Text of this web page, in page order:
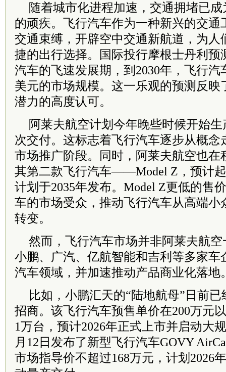
随着城市化进程加速，交通拥堵已
的顽疾。飞行汽车作为一种新兴的交通
交通束缚，开辟空中交通新航道，为人
捷的出行选择。国际投行摩根士丹利预
汽车的飞速发展期，到2030年，飞行汽
美元的市场规模。这一乐观的预测反映
潜力的高度认可。
阿莱夫航空计划今年晚些时候开始
次交付。这标志着飞行汽车逐步从概念
市场推广阶段。同时，阿莱夫航空也在
其第二款飞行汽车——Model Z，预计
计划于2035年发布。Model Z更低的售
车的市场受众，推动飞行汽车从高端小
转变。
然而，飞行汽车市场并非阿莱夫航
小鹏、广汽、亿航智能和吉利等多家车
汽车领域，并加速推动产品商业化落地
比如，小鹏汇天的“陆地航母”日前
招商。该飞行汽车预售单价在200万元
1万台，预计2026年正式上市并启动大
月12日发布了新型飞行汽车GOVY
市场指导价不超过168万元，计划2026